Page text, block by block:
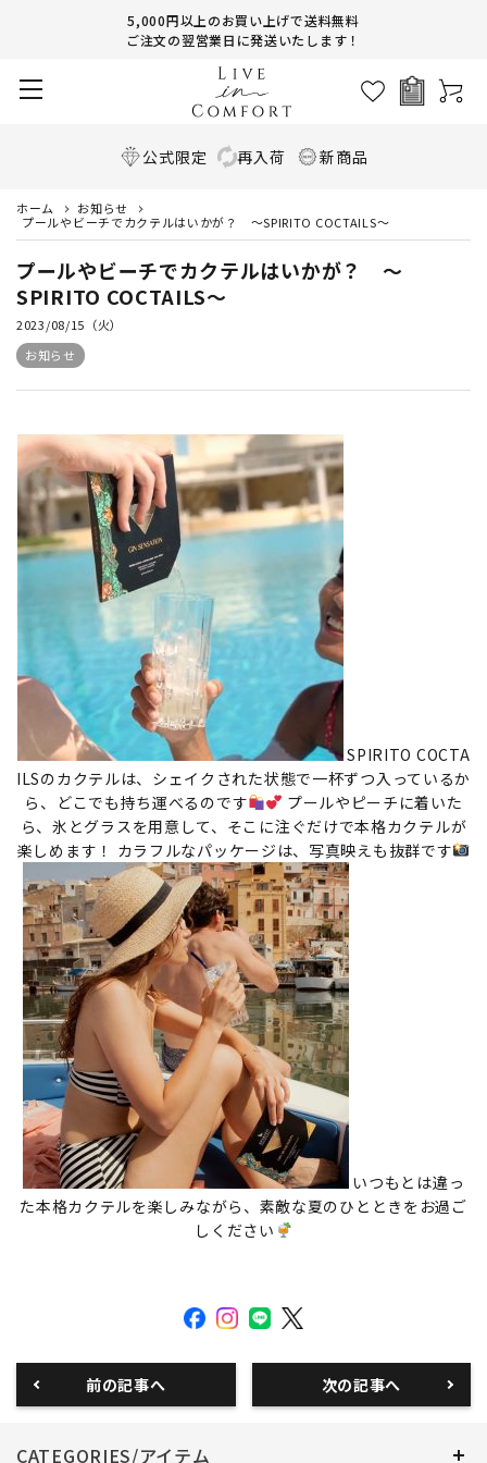
5,000円以上のお買い上げで送料無料
ご注文の翌営業日に発送いたします！
公式限定 再入荷 新商品
ホーム
お知らせ
プールやビーチでカクテルはいかが？ ～SPIRITO COCTAILS～
プールやビーチでカクテルはいかが？ ～
SPIRITO COCTAILS～
2023/08/15（火）
お知らせ
SPIRITO COCTA
ILSのカクテルは、シェイクされた状態で一杯ずつ入っているか
ら、どこでも持ち運べるのです
プールやピーチに着いた
ら、氷とグラスを用意して、そこに注ぐだけで本格カクテルが
楽しめます！ カラフルなパッケージは、写真映えも抜群です
いつもとは違っ
た本格カクテルを楽しみながら、素敵な夏のひとときをお過ご
しください
前の記事へ 次の記事へ
CATEGORIES/アイテム